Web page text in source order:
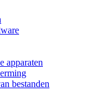
apparaten
bestanden